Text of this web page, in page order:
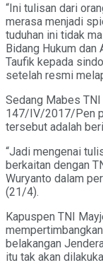
“Ini tulisan dari
merasa menjadi
tuduhan ini tidak
Bidang Hukum
Taufik kepada
setelah resmi
Sedang Mabes
147/IV/2017/Pen
tersebut adalah
“Jadi mengenai
berkaitan dengan
Wuryanto dalam
(21/4).
Kapuspen TNI
belakangan
itu tak akan